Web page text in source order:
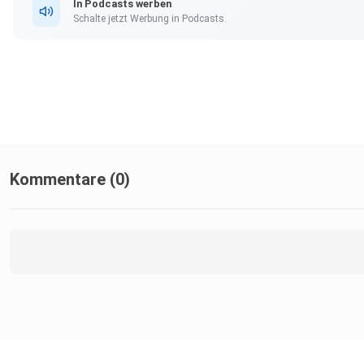
In Podcasts werben
Schalte jetzt Werbung in Podcasts.
Kommentare (0)